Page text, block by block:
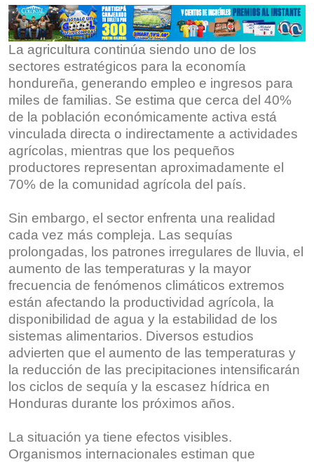
La agricultura continúa siendo uno de los
sectores estratégicos para la economía
hondureña, generando empleo e ingresos para
miles de familias. Se estima que cerca del 40%
de la población económicamente activa está
vinculada directa o indirectamente a actividades
agrícolas, mientras que los pequeños
productores representan aproximadamente el
70% de la comunidad agrícola del país.
Sin embargo, el sector enfrenta una realidad
cada vez más compleja. Las sequías
prolongadas, los patrones irregulares de lluvia, el
aumento de las temperaturas y la mayor
frecuencia de fenómenos climáticos extremos
están afectando la productividad agrícola, la
disponibilidad de agua y la estabilidad de los
sistemas alimentarios. Diversos estudios
advierten que el aumento de las temperaturas y
la reducción de las precipitaciones intensificarán
los ciclos de sequía y la escasez hídrica en
Honduras durante los próximos años.
La situación ya tiene efectos visibles.
Organismos internacionales estiman que